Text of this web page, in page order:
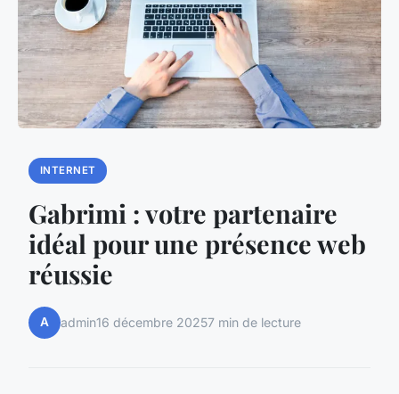
INTERNET
Gabrimi : votre partenaire
idéal pour une présence web
réussie
A admin16 décembre 20257 min de lecture